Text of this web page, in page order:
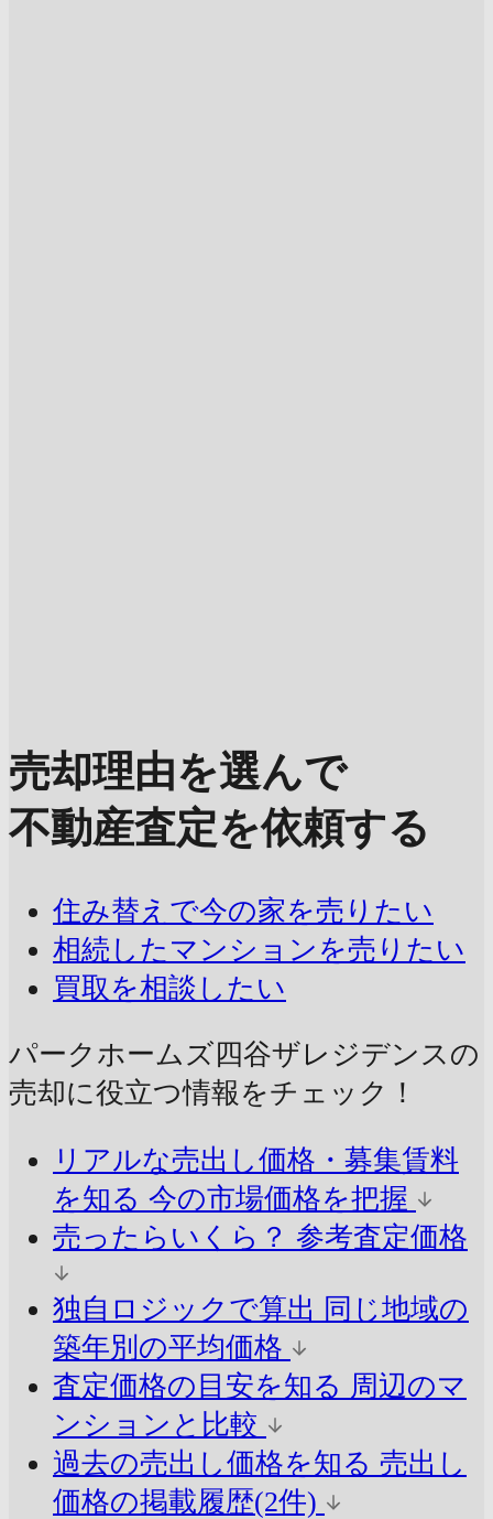
売却理由を選んで
不動産査定を依頼する
住み替えで今の家を売りたい
相続したマンションを売りたい
買取を相談したい
パークホームズ四谷ザレジデンスの
売却に役立つ情報をチェック！
リアルな売出し価格・募集賃料
を知る 今の市場価格を把握
売ったらいくら？ 参考査定価格
独自ロジックで算出 同じ地域の
築年別の平均価格
査定価格の目安を知る 周辺のマ
ンションと比較
過去の売出し価格を知る 売出し
価格の掲載履歴(2件)